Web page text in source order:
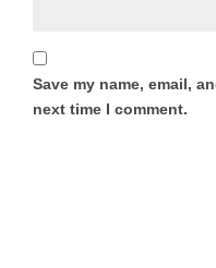
Save my name, email,
next time I comment.